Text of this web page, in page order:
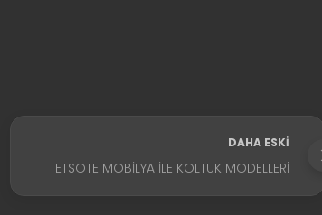
DAHA ESKI
ETSOTE MOBILYA ILE KOLTUK MODELLERI